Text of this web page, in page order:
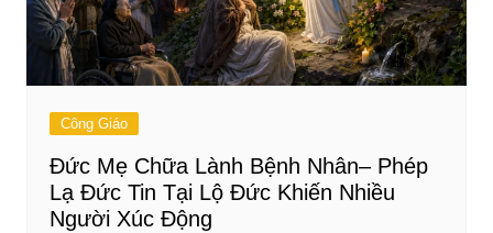
Công Giáo
Đức Mẹ Chữa Lành Bệnh Nhân– Phép
Lạ Đức Tin Tại Lộ Đức Khiến Nhiều
Người Xúc Động